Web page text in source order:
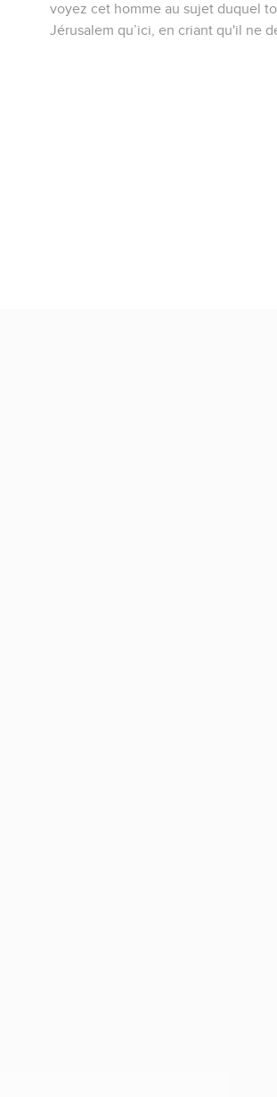
voyez cet homme au sujet duquel
Jérusalem qu’ici, en criant qu'il ne